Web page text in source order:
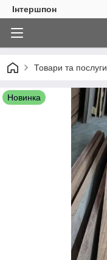
Інтершпон
Товари та послуги
Новинка